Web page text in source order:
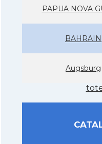
PAPUA NOVA
BAHRAIN
Augsburg